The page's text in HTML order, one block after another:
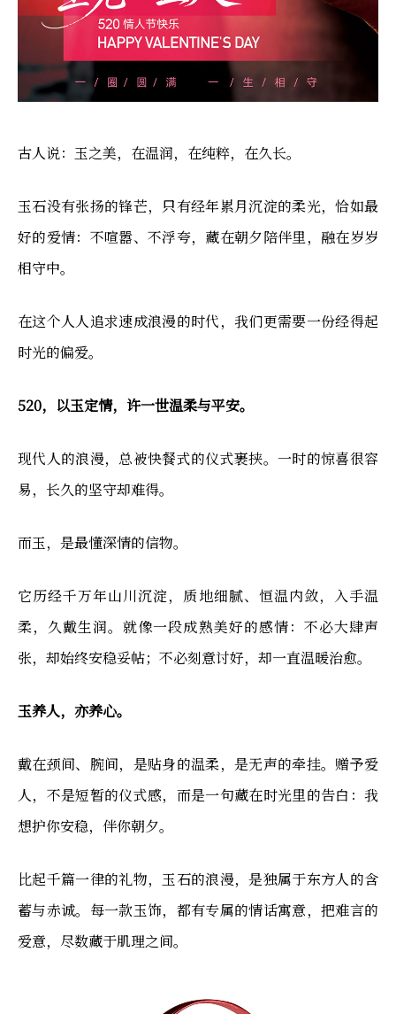
古人说：玉之美，在温润，在纯粹，在久长。
玉石没有张扬的锋芒，只有经年累月沉淀的柔光，恰如最
好的爱情：不喧嚣、不浮夸，藏在朝夕陪伴里，融在岁岁
相守中。
在这个人人追求速成浪漫的时代，我们更需要一份经得起
时光的偏爱。
520，以玉定情，许一世温柔与平安。
现代人的浪漫，总被快餐式的仪式裹挟。一时的惊喜很容
易，长久的坚守却难得。
而玉，是最懂深情的信物。
它历经千万年山川沉淀，质地细腻、恒温内敛，入手温
柔，久戴生润。就像一段成熟美好的感情：不必大肆声
张，却始终安稳妥帖；不必刻意讨好，却一直温暖治愈。
玉养人，亦养心。
戴在颈间、腕间，是贴身的温柔，是无声的牵挂。赠予爱
人，不是短暂的仪式感，而是一句藏在时光里的告白：我
想护你安稳，伴你朝夕。
比起千篇一律的礼物，玉石的浪漫，是独属于东方人的含
蓄与赤诚。每一款玉饰，都有专属的情话寓意，把难言的
爱意，尽数藏于肌理之间。